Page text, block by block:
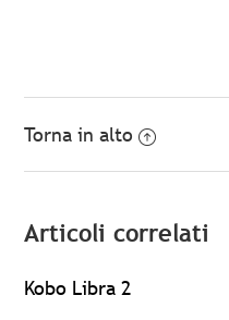
Torna in alto
Articoli correlati
Kobo Libra 2